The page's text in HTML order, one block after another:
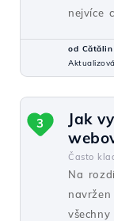
nejvíce
od Cătălin
Jak
Často
Na
3